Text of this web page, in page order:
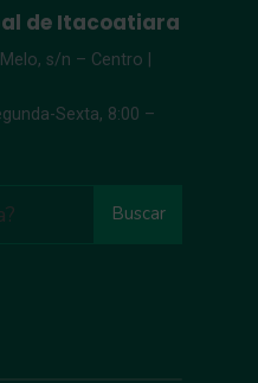
de Itacoatiara
s/n – Centro |
Sexta, 8:00 –
Buscar